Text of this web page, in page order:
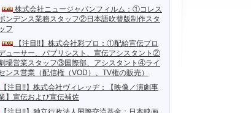
株式会社ニュージャパンフィルム：①コレス
ンデンス業務スタッフ②日本語吹替版制作スタ
ッフ
【注目!!】株式会社彩プロ：①配給宣伝プロ
ューサー、パブリシスト、宣伝アシスタント②
場営業スタッフ③国際部、アシスタント④ライ
ンス営業（配信権（VOD）、TV権の販売）
【注目!!】株式会社ヴィレッヂ：【映像／演劇事
】宣伝および宣伝補佐